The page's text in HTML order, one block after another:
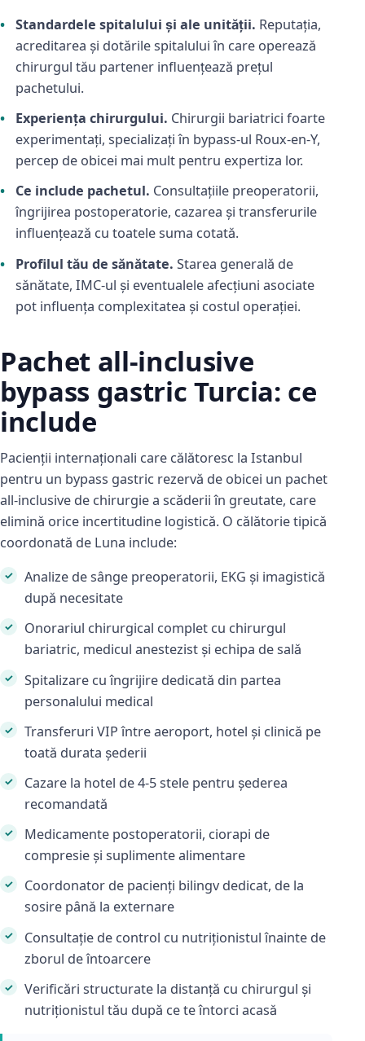
Standardele spitalului și ale unității. Reputația,
acreditarea și dotările spitalului în care operează
chirurgul tău partener influențează prețul
pachetului.
Experiența chirurgului. Chirurgii bariatrici foarte
experimentați, specializați în bypass-ul Roux-en-Y,
percep de obicei mai mult pentru expertiza lor.
Ce include pachetul. Consultațiile preoperatorii,
îngrijirea postoperatorie, cazarea și transferurile
influențează cu toatele suma cotată.
Profilul tău de sănătate. Starea generală de
sănătate, IMC-ul și eventualele afecțiuni asociate
pot influența complexitatea și costul operației.
Pachet all-inclusive
bypass gastric Turcia: ce
include
Pacienții internaționali care călătoresc la Istanbul
pentru un bypass gastric rezervă de obicei un pachet
all-inclusive de chirurgie a scăderii în greutate, care
elimină orice incertitudine logistică. O călătorie tipică
coordonată de Luna include:
Analize de sânge preoperatorii, EKG și imagistică
după necesitate
Onorariul chirurgical complet cu chirurgul
bariatric, medicul anestezist și echipa de sală
Spitalizare cu îngrijire dedicată din partea
personalului medical
Transferuri VIP între aeroport, hotel și clinică pe
toată durata șederii
Cazare la hotel de 4-5 stele pentru șederea
recomandată
Medicamente postoperatorii, ciorapi de
compresie și suplimente alimentare
Coordonator de pacienți bilingv dedicat, de la
sosire până la externare
Consultație de control cu nutriționistul înainte de
zborul de întoarcere
Verificări structurate la distanță cu chirurgul și
nutriționistul tău după ce te întorci acasă